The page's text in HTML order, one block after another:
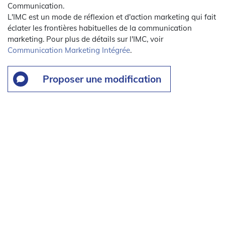
Communication.
L'IMC est un mode de réflexion et d'action marketing qui fait
éclater les frontières habituelles de la communication
marketing. Pour plus de détails sur l'IMC, voir
Communication Marketing Intégrée.
Proposer une modification